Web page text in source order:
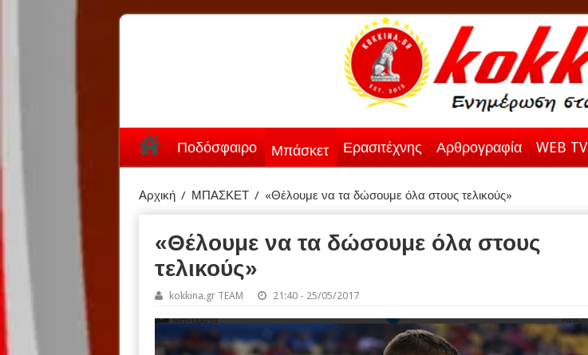
Ποδόσφαιρο Μπάσκετ Ερασιτέχνης Αρθρογραφία WEB TV
Αρχική / ΜΠΑΣΚΕΤ / «Θέλουμε να τα δώσουμε όλα στους τελικούς»
«Θέλουμε να τα δώσουμε όλα στους
τελικούς»
kokkina.gr TEAM 21:40 - 25/05/2017